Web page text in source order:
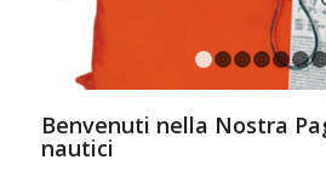
Benvenuti nella Nostra
nautici